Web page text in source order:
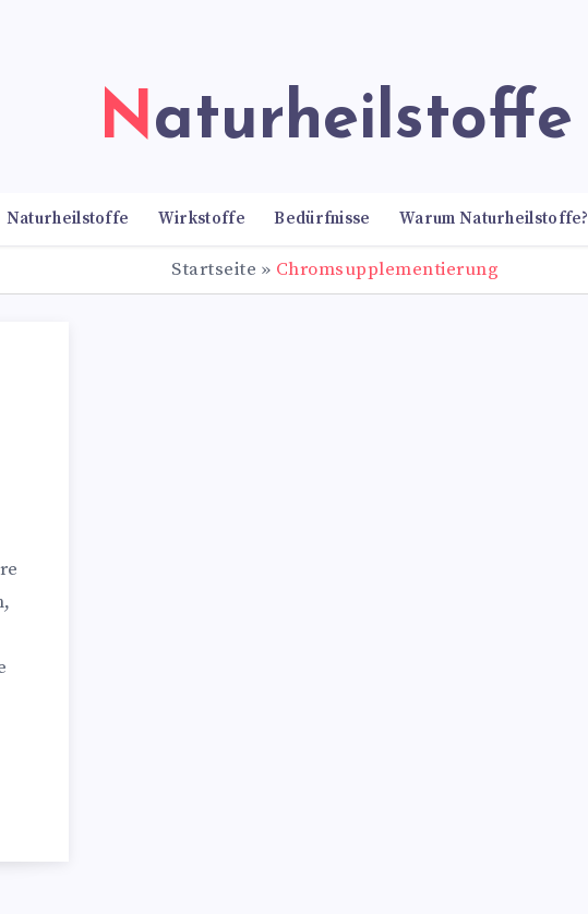
Naturheilstoffe
Naturheilstoffe Wirkstoffe Bedürfnisse Warum Naturheilstoffe?
Startseite » Chromsupplementierung